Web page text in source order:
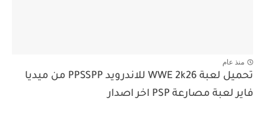
منذ عام
تحميل لعبة WWE 2k26 للاندرويد PPSSPP من ميديا
فاير لعبة مصارعة PSP اخر اصدار